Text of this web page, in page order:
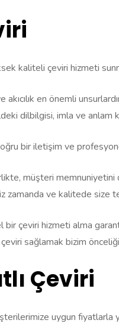
kaliteli çeviri hizmeti
en önemli
dilbilgisi, imla ve anlam
bir iletişim ve
müşteri memnuniyetini
zamanda ve kalitede size
bir çeviri hizmeti alma
sağlamak bizim
Çeviri
uygun